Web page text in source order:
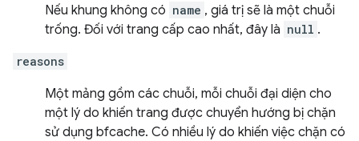
Nếu khung không có name , giá trị sẽ là một chuỗi
trống. Đối với trang cấp cao nhất, đây là null .
reasons
Một mảng gồm các chuỗi, mỗi chuỗi đại diện cho
một lý do khiến trang được chuyển hướng bị chặn
sử dụng bfcache. Có nhiều lý do khiến việc chặn có